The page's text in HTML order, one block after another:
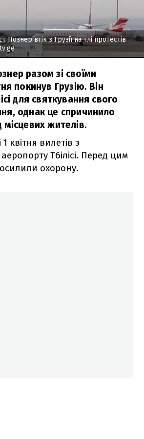
Познер втік з Грузії на тлі протестів
разом зі своїми
покинув Грузію. Він
для святкування свого
однак це спричинило
місцевих жителів.
квітня вилетів з
Тбілісі. Перед цим
охорону.